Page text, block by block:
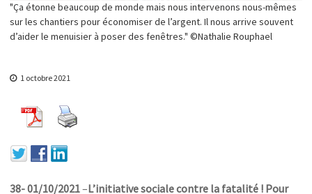
"Ça étonne beaucoup de monde mais nous intervenons nous-mêmes
sur les chantiers pour économiser de l’argent. Il nous arrive souvent
d’aider le menuisier à poser des fenêtres." ©Nathalie Rouphael
1 octobre 2021
38-01/10/2021–L’initiative sociale contre la fatalité ! Pour